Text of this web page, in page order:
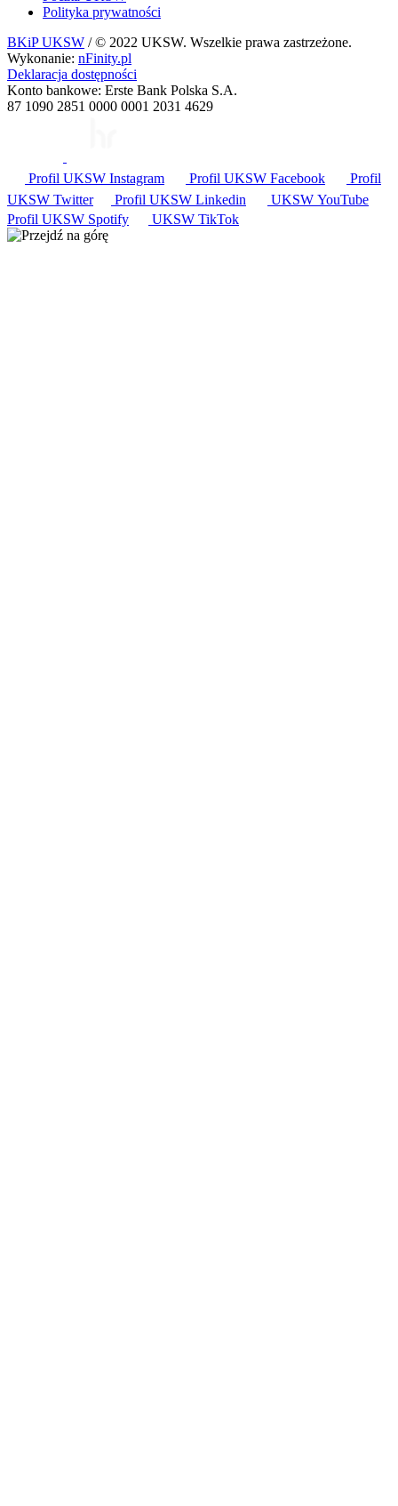
Polityka prywatności
BKiP UKSW / © 2022 UKSW. Wszelkie prawa zastrzeżone.
Wykonanie: nFinity.pl
Deklaracja dostępności
Konto bankowe: Erste Bank Polska S.A.
87 1090 2851 0000 0001 2031 4629
Profil UKSW Instagram Profil UKSW Facebook
Profil
UKSW Twitter Profil UKSW Linkedin UKSW YouTube
Profil UKSW Spotify UKSW TikTok